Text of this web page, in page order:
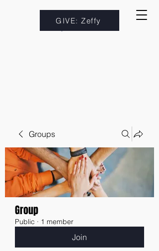
GIVE: Zeffy
Groups
Group
Public · 1 member
Join